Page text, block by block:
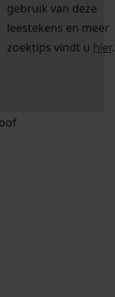
gebruik van deze
leestekens en meer
zoektips vindt u hier.